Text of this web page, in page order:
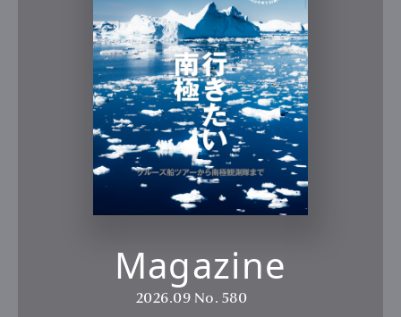
Magazine
2026.09 No. 580